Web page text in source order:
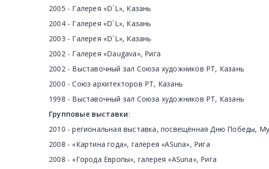
2005 - Галерея «D`L», Казань
2004 - Галерея «D`L», Казань
2003 - Галерея «D`L», Казань
2002 - Галерея «Daugava», Рига
2002 - Выставочный зал Союза художников РТ, Казань
2000 - Союз архитекторов РТ, Казань
1998 - Выставочный зал Союза художников РТ, Казань
Групповые выставки:
2010 - региональная выставка, посвещённая Дню Победы,
2008 - «Картина года», галерея «ASuna», Рига
2008 - «Города Европы», галерея «ASuna», Рига